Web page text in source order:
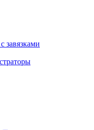
завязками